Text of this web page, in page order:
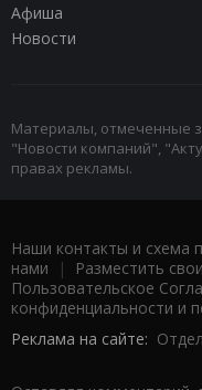
Афиша
Новости
Материалы, отмеченные
"Новости компаний",
правах рекламы.
Наши контакты и схема
нами | Разместить
Пользовательское
конфиденциальности и
Реклама на сайте: